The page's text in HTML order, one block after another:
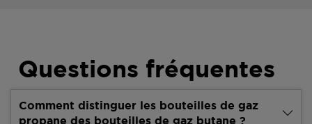
Questions fréquentes
Comment distinguer les bouteilles de gaz
propane des bouteilles de gaz butane ?